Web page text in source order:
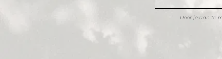
Door je aan te